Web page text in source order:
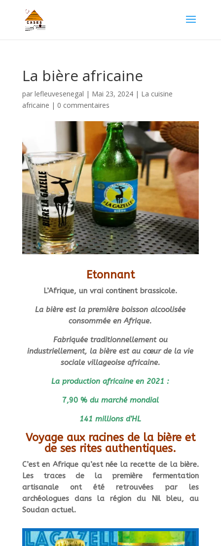
La bière africaine
par lefleuvesenegal | Mai 23, 2024| La cuisine
africaine | 0 commentaires
Etonnant
L’Afrique, un vrai continent brassicole.
La bière est la première boisson alcoolisée
consommée en Afrique.
Fabriquée traditionnellement ou
industriellement, la bière est au cœur de la vie
sociale villageoise africaine.
La production africaine en 2021 :
7,90 % du marché mondial
141 millions d’HL
Voyage aux racines de la bière et
de ses rites authentiques.
C’est en Afrique qu’est née la recette de la bière.
Les traces de la première fermentation
artisanale ont été retrouvées par les
archéologues dans la région du Nil bleu, au
Soudan actuel.